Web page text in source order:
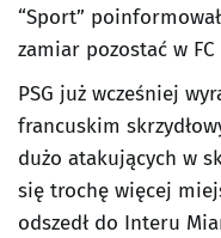
“Sport”
zamiar pozostać w
PSG już wcześniej
francuskim
dużo atakujących w
się trochę więcej
odszedł do Interu